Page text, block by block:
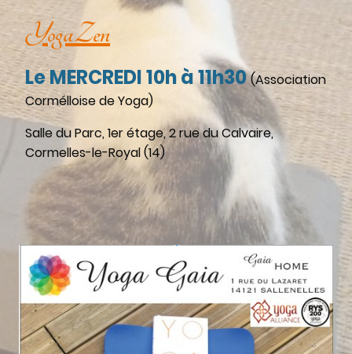
YogaZen
Le MERCREDI 10h à 11h30 (Association
Cormélloise de Yoga)
Salle du Parc, 1er étage, 2 rue du Calvaire,
Cormelles-le-Royal (14)